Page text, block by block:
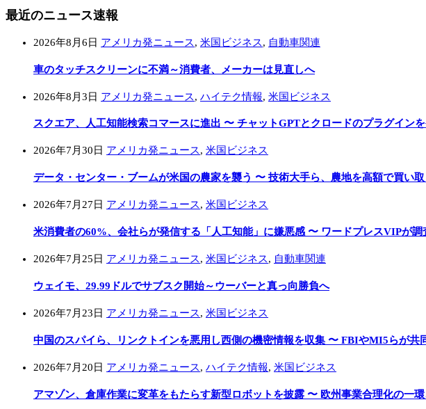
最近のニュース速報
2026年8月6日 アメリカ発ニュース, 米国ビジネス, 自動車関連
車のタッチスクリーンに不満～消費者、メーカーは見直しへ
2026年8月3日 アメリカ発ニュース, ハイテク情報, 米国ビジネス
スクエア、人工知能検索コマースに進出 〜 チャットGPTとクロードのプラグイン
2026年7月30日 アメリカ発ニュース, 米国ビジネス
データ・センター・ブームが米国の農家を襲う 〜 技術大手ら、農地を高額で買い取
2026年7月27日 アメリカ発ニュース, 米国ビジネス
米消費者の60%、会社らが発信する「人工知能」に嫌悪感 〜 ワードプレスVIPが調
2026年7月25日 アメリカ発ニュース, 米国ビジネス, 自動車関連
ウェイモ、29.99ドルでサブスク開始～ウーバーと真っ向勝負へ
2026年7月23日 アメリカ発ニュース, 米国ビジネス
中国のスパイら、リンクトインを悪用し西側の機密情報を収集 〜 FBIやMI5らが共
2026年7月20日 アメリカ発ニュース, ハイテク情報, 米国ビジネス
アマゾン、倉庫作業に変革をもたらす新型ロボットを披露 〜 欧州事業合理化の一